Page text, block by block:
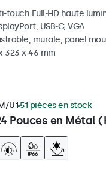
touch Full-HD haute
USB-C, VGA
murale, panel
323 x 46 mm
Pouces en Métal
U1 51 pièces en stock